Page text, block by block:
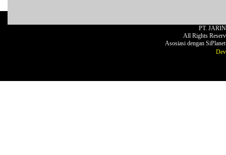
PT.
All Rights
Asosiasi dengan